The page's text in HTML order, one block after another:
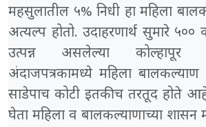
महसुलातील ५% निधी हा महिला
अत्यल्प होतो. उदाहरणार्थ सुमारे
उत्पन्न असलेल्या कोल्हापूर
अंदाजपत्रकामध्ये महिला
साडेपाच कोटी इतकीच तरतूद होते
घेता महिला व बालकल्याणाच्या शासन